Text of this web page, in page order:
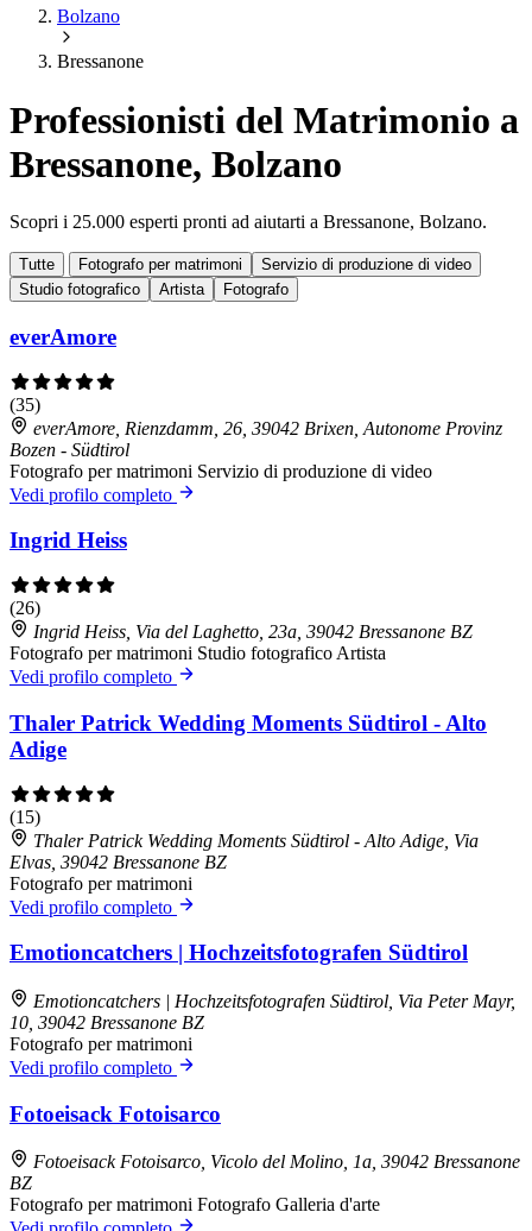
Bolzano
Bressanone
Professionisti del Matrimonio a
Bressanone, Bolzano
Scopri i 25.000 esperti pronti ad aiutarti a Bressanone, Bolzano.
Tutte Fotografo per matrimoni
Servizio di produzione di video
Studio fotografico
Artista Fotografo
everAmore
(35)
everAmore, Rienzdamm, 26, 39042 Brixen, Autonome Provinz
Bozen - Südtirol
Fotografo per matrimoni Servizio di produzione di video
Vedi profilo completo
Ingrid Heiss
(26)
Ingrid Heiss, Via del Laghetto, 23a, 39042 Bressanone BZ
Fotografo per matrimoni Studio fotografico Artista
Vedi profilo completo
Thaler Patrick Wedding Moments Südtirol - Alto
Adige
(15)
Thaler Patrick Wedding Moments Südtirol - Alto Adige, Via
Elvas, 39042 Bressanone BZ
Fotografo per matrimoni
Vedi profilo completo
Emotioncatchers | Hochzeitsfotografen Südtirol
Emotioncatchers | Hochzeitsfotografen Südtirol, Via Peter Mayr,
10, 39042 Bressanone BZ
Fotografo per matrimoni
Vedi profilo completo
Fotoeisack Fotoisarco
Fotoeisack Fotoisarco, Vicolo del Molino, 1a, 39042 Bressanone
BZ
Fotografo per matrimoni Fotografo Galleria d'arte